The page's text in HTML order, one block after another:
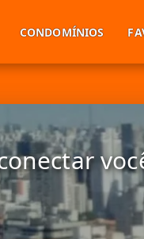
CONDOMÍNIOS